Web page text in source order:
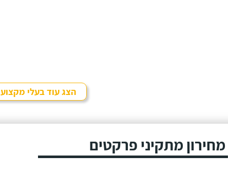
הצג עוד בעלי מקצוע
מחירון מתקיני פרקטים